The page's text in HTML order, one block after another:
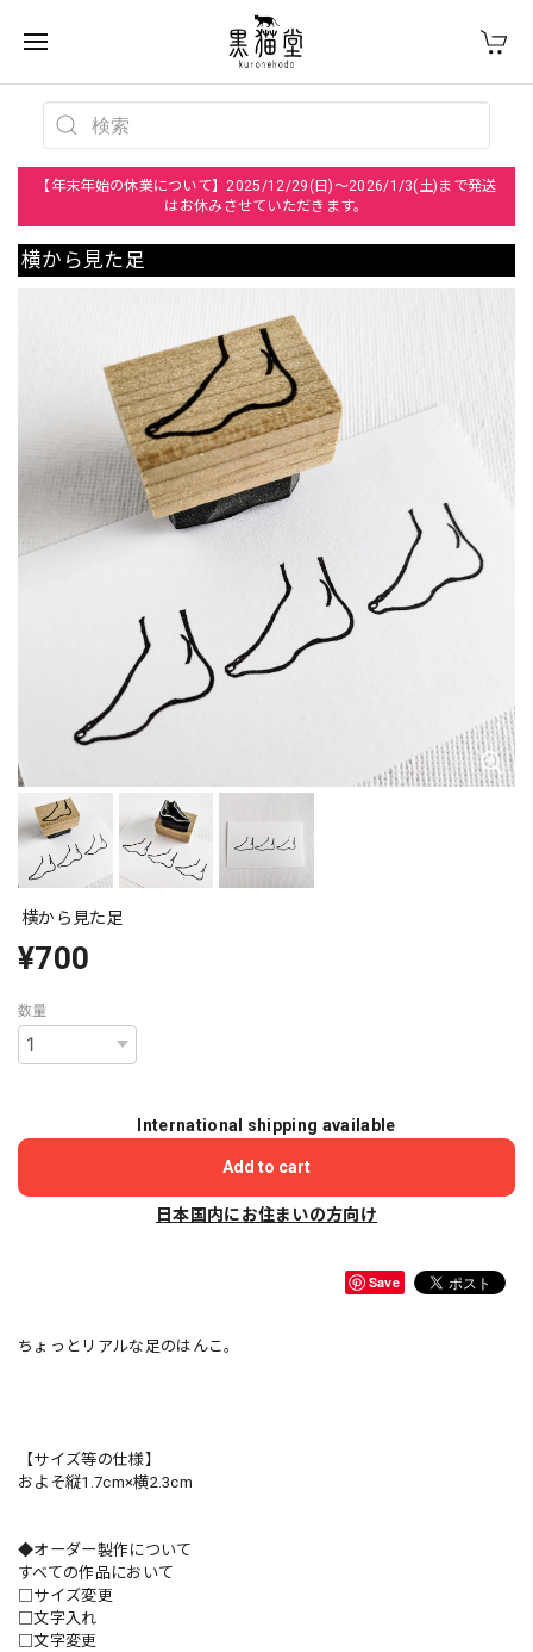
【年末年始の休業について】2025/12/29(日)～2026/1/3(土)まで発送
はお休みさせていただきます。
横から見た足
横から見た足
¥700
数量
International shipping available
Add to cart
日本国内にお住まいの方向け
Save
ちょっとリアルな足のはんこ。
【サイズ等の仕様】
およそ縦1.7cm×横2.3cm
◆オーダー製作について
すべての作品において
□サイズ変更
□文字入れ
□文字変更